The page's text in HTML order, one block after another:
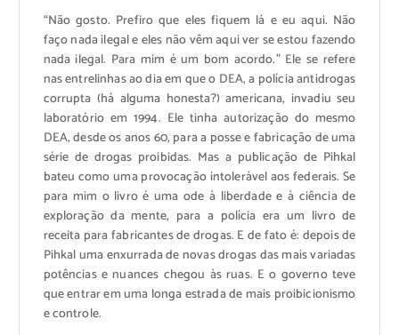
“Não gosto. Prefiro que eles fiquem lá e eu aqui. Não
faço nada ilegal e eles não vêm aqui ver se estou fazendo
nada ilegal. Para mim é um bom acordo.” Ele se refere
nas entrelinhas ao dia em que o DEA, a polícia antidrogas
corrupta (há alguma honesta?) americana, invadiu seu
laboratório em 1994. Ele tinha autorização do mesmo
DEA, desde os anos 60, para a posse e fabricação de uma
série de drogas proibidas. Mas a publicação de Pihkal
bateu como uma provocação intolerável aos federais. Se
para mim o livro é uma ode à liberdade e à ciência de
exploração da mente, para a polícia era um livro de
receita para fabricantes de drogas. E de fato é: depois de
Pihkal uma enxurrada de novas drogas das mais variadas
potências e nuances chegou às ruas. E o governo teve
que entrar em uma longa estrada de mais proibicionismo
e controle.